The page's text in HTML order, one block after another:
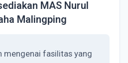
MAS Nurul
Malingping
mengenai fasilitas yang